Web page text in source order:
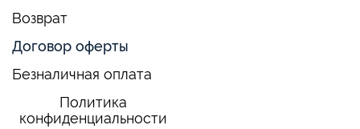
Возврат
Договор оферты
Безналичная оплата
Политика
конфиденциальности